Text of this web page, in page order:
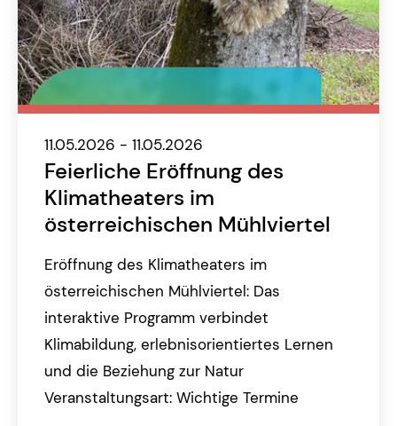
11.05.2026 - 11.05.2026
Feierliche Eröffnung des
Klimatheaters im
österreichischen Mühlviertel
Eröffnung des Klimatheaters im
österreichischen Mühlviertel: Das
interaktive Programm verbindet
Klimabildung, erlebnisorientiertes Lernen
und die Beziehung zur Natur
Veranstaltungsart: Wichtige Termine